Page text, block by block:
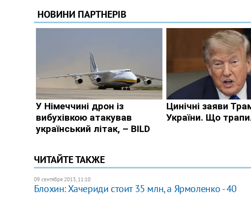
ЧИТАЙТЕ ТАКЖЕ
09 сентября 2013, 11:10
Блохин: Хачериди стоит 35 млн, а Ярмоленко - 40